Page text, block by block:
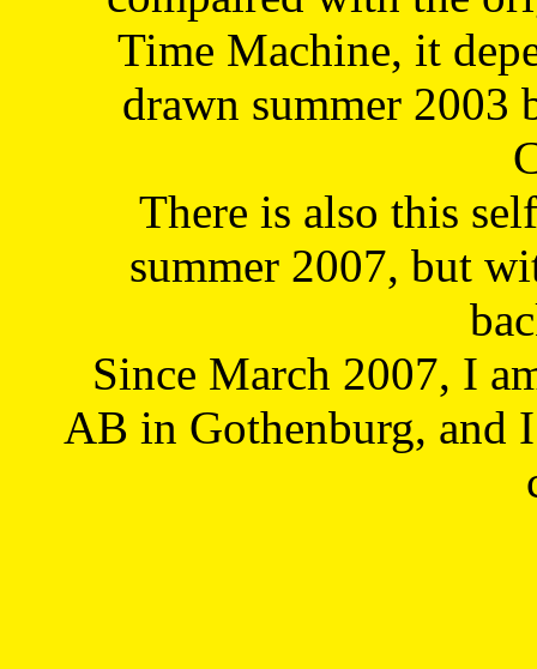
Time Machine, it
drawn summer 2003
There is also this
summer 2007, but
Since March 2007, I
AB in Gothenburg, and